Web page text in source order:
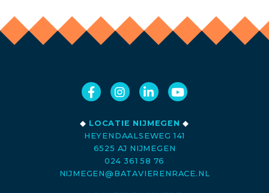
◆ LOCATIE NIJMEGEN ◆
HEYENDAALSEWEG 141
6525 AJ NIJMEGEN
024 361 58 76
NIJMEGEN@BATAVIERENRACE.NL